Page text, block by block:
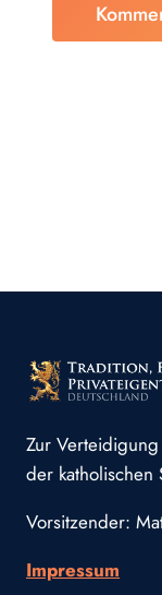
Zur
der katholischen
Vorsitzender:
Impressum